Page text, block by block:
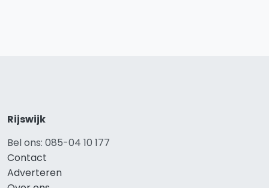
Rijswijk
Bel ons: 085-04 10 177
Contact
Adverteren